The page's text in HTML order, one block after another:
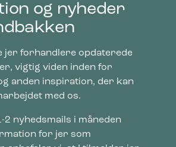
og nyheder
jer forhandlere opdaterede
vigtig viden inden for
anden inspiration, der kan
med os.
2 nyhedsmails i måneden
for jer som